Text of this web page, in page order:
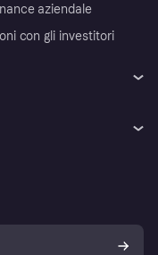
aziendale
con gli investitori